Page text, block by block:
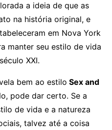
a ideia de que as
na história original, e
em Nova York
manter seu estilo de vida
XXI.
bem ao estilo Sex and
pode dar certo. Se a
de vida e a natureza
talvez até a coisa